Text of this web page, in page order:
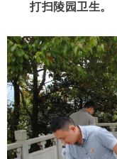
打扫陵园卫生。